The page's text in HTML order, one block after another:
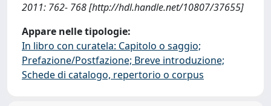
2011: 762- 768 [http://hdl.handle.net/10807/37655]
Appare nelle tipologie:
In libro con curatela: Capitolo o saggio;
Prefazione/Postfazione; Breve introduzione;
Schede di catalogo, repertorio o corpus